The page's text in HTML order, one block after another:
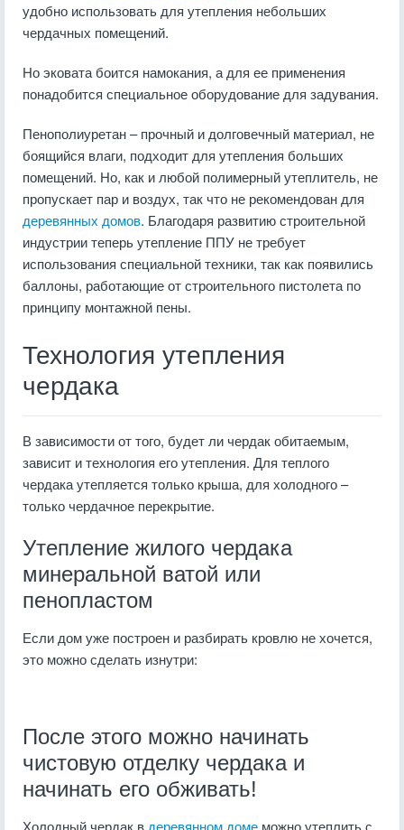
удобно использовать для утепления небольших
чердачных помещений.
Но эковата боится намокания, а для ее применения
понадобится специальное оборудование для задувания.
Пенополиуретан – прочный и долговечный материал, не
боящийся влаги, подходит для утепления больших
помещений. Но, как и любой полимерный утеплитель, не
пропускает пар и воздух, так что не рекомендован для
деревянных домов. Благодаря развитию строительной
индустрии теперь утепление ППУ не требует
использования специальной техники, так как появились
баллоны, работающие от строительного пистолета по
принципу монтажной пены.
Технология утепления
чердака
В зависимости от того, будет ли чердак обитаемым,
зависит и технология его утепления. Для теплого
чердака утепляется только крыша, для холодного –
только чердачное перекрытие.
Утепление жилого чердака
минеральной ватой или
пенопластом
Если дом уже построен и разбирать кровлю не хочется,
это можно сделать изнутри:
После этого можно начинать
чистовую отделку чердака и
начинать его обживать!
Холодный чердак в деревянном доме можно утеплить с